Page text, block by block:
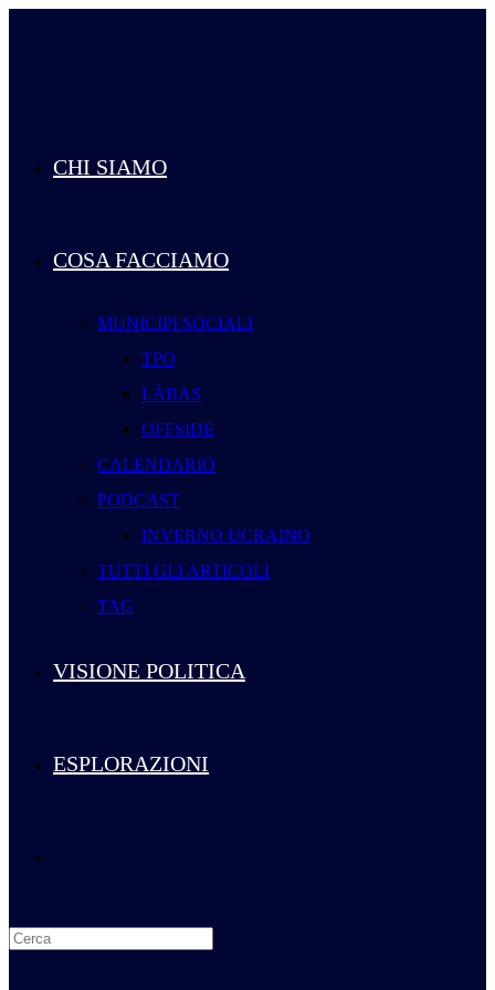
CHI SIAMO
COSA FACCIAMO
MUNICIPI SOCIALI
TPO
LÀBAS
OFFSIDE
CALENDARIO
PODCAST
INVERNO UCRAINO
TUTTI GLI ARTICOLI
TAG
VISIONE POLITICA
ESPLORAZIONI
la